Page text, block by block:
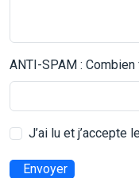
ANTI-SPAM :
J’ai lu et j’accepte
Envoyer